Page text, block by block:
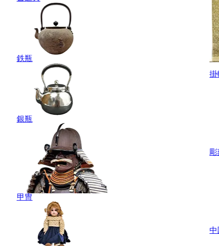
鉄瓶
銀瓶
甲冑
掛
彫
中